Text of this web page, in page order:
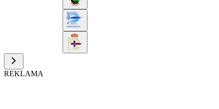
REKLAMA